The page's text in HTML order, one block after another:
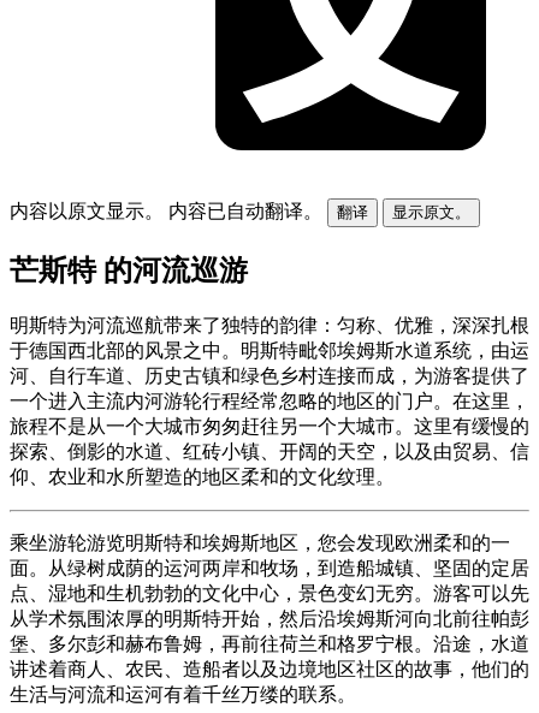
内容以原文显示。 内容已自动翻译。 翻译 显示原文。
芒斯特 的河流巡游
明斯特为河流巡航带来了独特的韵律：匀称、优雅，深深扎根
于德国西北部的风景之中。明斯特毗邻埃姆斯水道系统，由运
河、自行车道、历史古镇和绿色乡村连接而成，为游客提供了
一个进入主流内河游轮行程经常忽略的地区的门户。在这里，
旅程不是从一个大城市匆匆赶往另一个大城市。这里有缓慢的
探索、倒影的水道、红砖小镇、开阔的天空，以及由贸易、信
仰、农业和水所塑造的地区柔和的文化纹理。
乘坐游轮游览明斯特和埃姆斯地区，您会发现欧洲柔和的一
面。从绿树成荫的运河两岸和牧场，到造船城镇、坚固的定居
点、湿地和生机勃勃的文化中心，景色变幻无穷。游客可以先
从学术氛围浓厚的明斯特开始，然后沿埃姆斯河向北前往帕彭
堡、多尔彭和赫布鲁姆，再前往荷兰和格罗宁根。沿途，水道
讲述着商人、农民、造船者以及边境地区社区的故事，他们的
生活与河流和运河有着千丝万缕的联系。